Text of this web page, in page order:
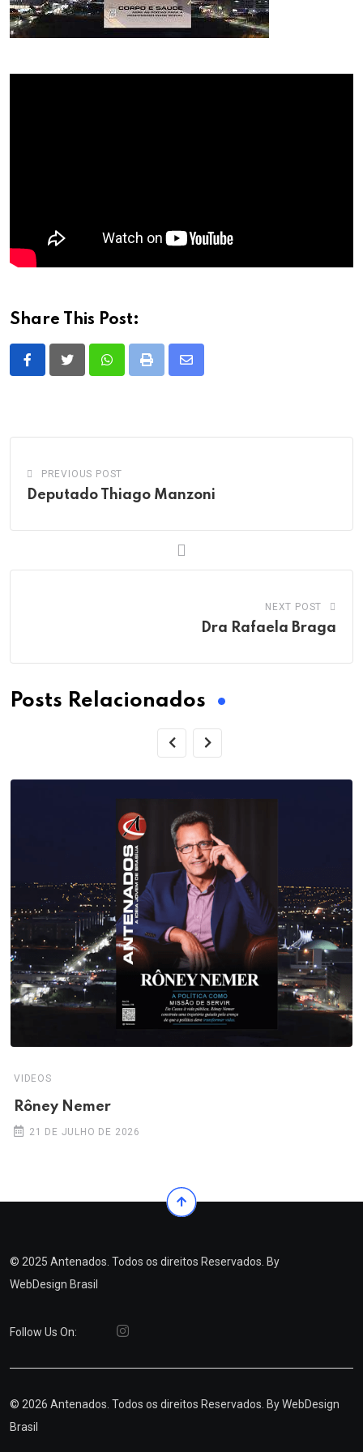
Share This Post:
WhatsappPrint
Share
PREVIOUS POST
Deputado Thiago Manzoni
NEXT POST
Dra Rafaela Braga
Posts Relacionados
VIDEOS
Rôney Nemer
21 DE JULHO DE 2026
© 2025 Antenados. Todos os direitos Reservados. By
WebDesign Brasil
Follow Us On:
© 2026 Antenados. Todos os direitos Reservados. ByWebDesign
Brasil